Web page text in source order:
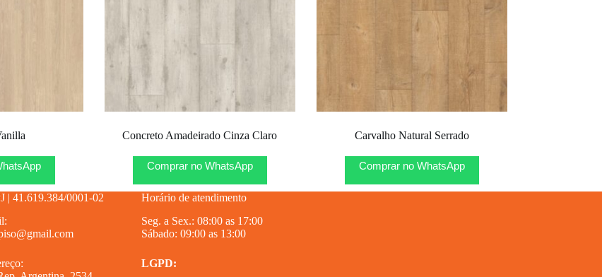
Concreto Amadeirado Cinza Claro
Comprar no WhatsApp
Carvalho Natural Serrado
Comprar no WhatsApp
| 41.619.384/0001-02
Horário de atendimento
Seg. a Sex.: 08:00 as 17:00
Sábado: 09:00 as 13:00
LGPD: